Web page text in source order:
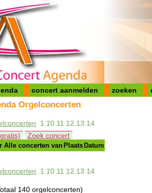
concert aanmelden zoeken
Orgelconcerten
1 10 11 12 13 14
Zoek concert
Alle concerten vanPlaatsDatum
1 10 11 12 13 14
140 orgelconcerten)